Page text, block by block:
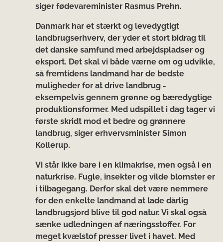
siger fødevareminister Rasmus Prehn.
Danmark har et stærkt og levedygtigt
landbrugserhverv, der yder et stort bidrag til
det danske samfund med arbejdspladser og
eksport. Det skal vi både værne om og udvikle,
så fremtidens landmand har de bedste
muligheder for at drive landbrug -
eksempelvis gennem grønne og bæredygtige
produktionsformer. Med udspillet i dag tager vi
første skridt mod et bedre og grønnere
landbrug, siger erhvervsminister Simon
Kollerup.
Vi står ikke bare i en klimakrise, men også i en
naturkrise. Fugle, insekter og vilde blomster er
i tilbagegang. Derfor skal det være nemmere
for den enkelte landmand at lade dårlig
landbrugsjord blive til god natur. Vi skal også
sænke udledningen af næringsstoffer. For
meget kvælstof presser livet i havet. Med